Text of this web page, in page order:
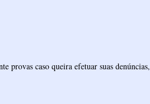
provas caso queira efetuar suas denúncias,